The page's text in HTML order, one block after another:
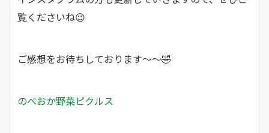
覧くださいね😉
ご感想をお待ちしております～～🤣
のべおか野菜ピクルス